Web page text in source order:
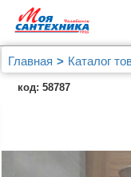
Главная Каталог
Душевая стойка
код: 58787